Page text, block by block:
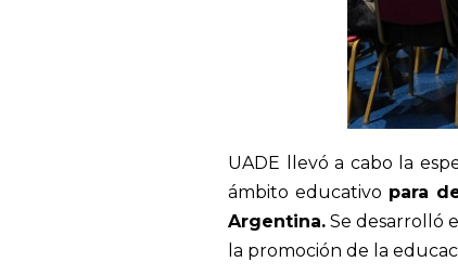
UADE llevó a cabo la
ámbito educativo para
Argentina. Se desarrolló
la promoción de la